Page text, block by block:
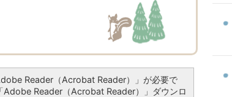
Reader（Acrobat Reader）」が必要で
Adobe Reader（Acrobat Reader）」ダウンロ